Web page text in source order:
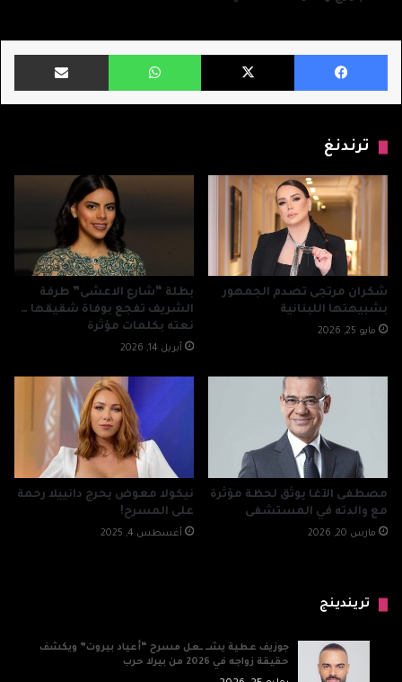
فيسبوك X واتساب مشاركة
ترندنغ
شكران مرتجى تصدم الجمهور
بشبيهتها اللبنانية
مايو 25, 2026
بطلة “شارع الاعشى” طرفة
الشريف تفجع بوفاة شقيقها …
نعته بكلمات مؤثرة
أبريل 14, 2026
مصطفى الآغا يوثق لحظة مؤثرة
مع والدته في المستشفى
مارس 20, 2026
نيكولا معوض يحرج دانييلا رحمة
على المسرح!
أغسطس 4, 2025
تريندينج
جوزيف عطية يشــ ــعل مسرح “أعياد بيروت” ويكشف
حقيقة زواجه في 2026 من بيرلا حرب